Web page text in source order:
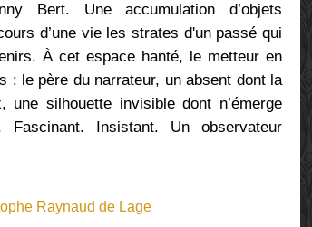
Bert. Une accumulation d’objets
d’une vie les strates d'un passé qui
À cet espace hanté, le metteur en
: le père du narrateur, un absent dont la
une silhouette invisible dont n’émerge
Insistant. Un observateur